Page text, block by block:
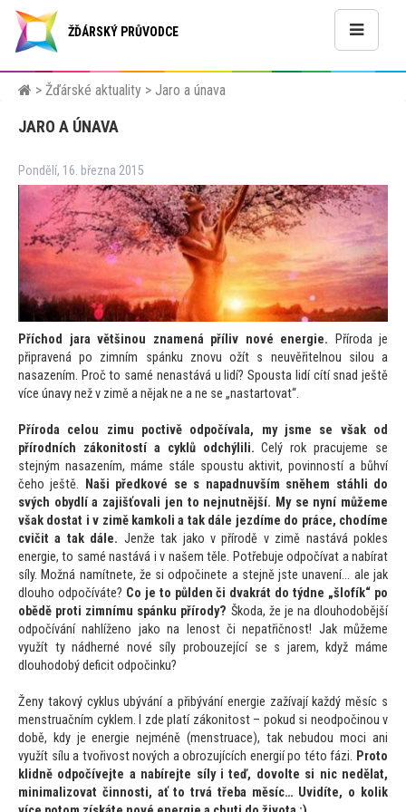
ŽĎÁRSKÝ PRŮVODCE
> Žďárské aktuality > Jaro a únava
JARO A ÚNAVA
Pondělí, 16. března 2015
Příchod jara většinou znamená příliv nové energie. Příroda je
připravená po zimním spánku znovu ožít s neuvěřitelnou silou a
nasazením. Pročto samé nenastává u lidí? Spousta lidí cítí snad ještě
více únavy než v zimě a nějak ne a ne se „nastartovat“.
Příroda celou zimu poctivě odpočívala, my jsme se však od
přírodních zákonitostí a cyklů odchýlili. Celý rok pracujeme se
stejným nasazením, máme stále spoustu aktivit, povinností a bůhví
čeho ještě.
Naši předkové se s napadnuvším sněhem stáhli do
svých obydlí a zajišťovali jen to nejnutnější. My se nyní můžeme
však dostat i v zimě kamkoli a tak dále jezdíme do práce, chodíme
cvičit a tak dále. Jenže tak jako v přírodě v zimě nastává pokles
energie,to samé nastává i v našem těle. Potřebuje odpočívat a nabírat
síly. Možná namítnete, že si odpočinete a stejně jste unavení… ale jak
dlouho odpočíváte? Co je to půlden či dvakrát do týdne „šlofík“ po
obědě proti zimnímu spánku přírody? Škoda, že je na dlouhodobější
odpočívání nahlíženo jako na lenost či nepatřičnost! Jak můžeme
využít ty nádherné nové síly probouzející se s jarem, když máme
dlouhodobý deficit odpočinku?
Ženy takový cyklus ubývání a přibývání energie zažívají každý měsíc s
menstruačním cyklem. I zde platí zákonitost – pokud si neodpočinou v
době, kdy je energie nejméně (menstruace), tak nebudou moci ani
využít sílu a tvořivost nových a obrozujících energií po této fázi. Proto
klidně odpočívejte a nabírejte síly i teď, dovolte si nic nedělat,
minimalizovat činnosti, aťto trvá třeba měsíc… Uvidíte, o kolik